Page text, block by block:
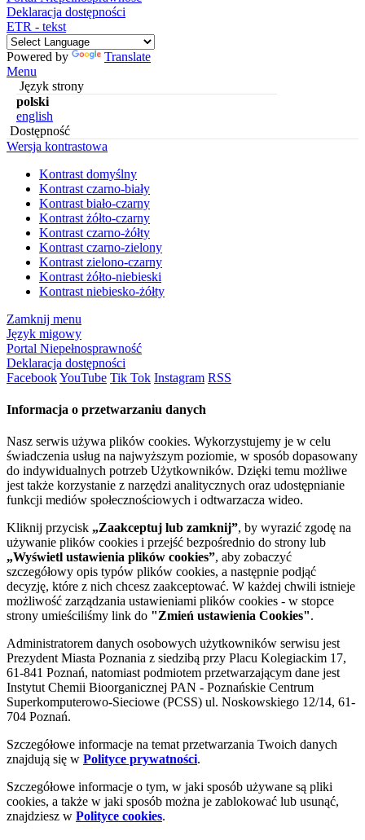
Deklaracja dostępności
ETR - tekst
Powered by
Translate
Menu
Język strony
polski
english
Dostępność
Wersja kontrastowa
Kontrast domyślny
Kontrast czarno-biały
Kontrast biało-czarny
Kontrast żółto-czarny
Kontrast czarno-żółty
Kontrast czarno-zielony
Kontrast zielono-czarny
Kontrast żółto-niebieski
Kontrast niebiesko-żółty
Zamknij menu
Język migowy
Portal Niepełnosprawność
Deklaracja dostępności
FacebookYouTube Tik Tok Instagram RSS
Informacja o przetwarzaniu danych
Nasz serwis używa plików cookies. Wykorzystujemy je w celu
świadczenia usług na najwyższym poziomie, w sposób dopasowany
do indywidualnych potrzeb Użytkowników. Dzięki temu możliwe
jest także korzystanie z narzędzi analitycznych oraz udostępnianie
funkcji mediów społecznościowych i odtwarzacza wideo.
Kliknij przycisk „Zaakceptuj lub zamknij”, by wyrazić zgodę na
używanie plików cookies i przejść bezpośrednio do strony lub
„Wyświetl ustawienia plików cookies”, aby zobaczyć
szczegółowy opis typów plików cookies, a następnie podjąć
decyzję, które z nich chcesz zaakceptować. W każdej chwili istnieje
możliwość zarządzania ustawieniami plików cookies - w stopce
strony umieściliśmy link do "Zmień ustawienia Cookies".
Administratorem danych osobowych użytkowników serwisu jest
Prezydent Miasta Poznania z siedzibą przy Placu Kolegiackim 17,
61-841 Poznań, natomiast podmiotem przetwarzającym dane jest
Instytut Chemii Bioorganicznej PAN - Poznańskie Centrum
Superkomputerowo-Sieciowe (PCSS) ul. Noskowskiego 12/14, 61-
704 Poznań.
Szczegółowe informacje na temat przetwarzania Twoich danych
znajdują się w Polityce prywatności.
Szczegółowe informacje o tym, w jaki sposób używane są pliki
cookies, a także w jaki sposób można je zablokować lub usunąć,
znajdziesz w Polityce cookies.